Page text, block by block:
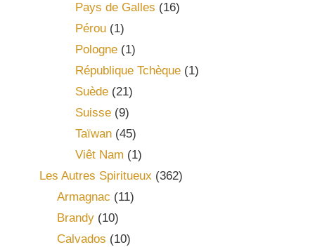
Pays de Galles (16)
Pérou(1)
Pologne(1)
République Tchèque(1)
Suède(21)
Suisse(9)
Taïwan(45)
Viêt Nam (1)
Les Autres Spiritueux (362)
Armagnac (11)
Brandy (10)
Calvados (10)